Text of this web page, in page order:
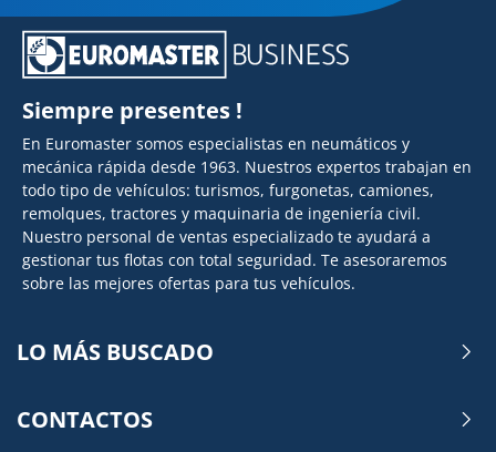
Siempre presentes !
En Euromaster somos especialistas en neumáticos y
mecánica rápida desde 1963. Nuestros expertos trabajan en
todo tipo de vehículos: turismos, furgonetas, camiones,
remolques, tractores y maquinaria de ingeniería civil.
Nuestro personal de ventas especializado te ayudará a
gestionar tus flotas con total seguridad. Te asesoraremos
sobre las mejores ofertas para tus vehículos.
LO MÁS BUSCADO
CONTACTOS